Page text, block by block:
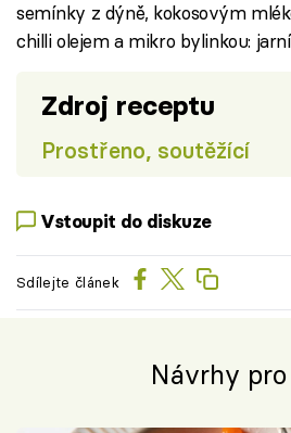
semínky z dýně, kokosovým
chilli olejem a mikro bylinkou:
Zdroj receptu
Prostřeno, soutěžící
Vstoupit do diskuze
Sdílejte článek
Návrhy